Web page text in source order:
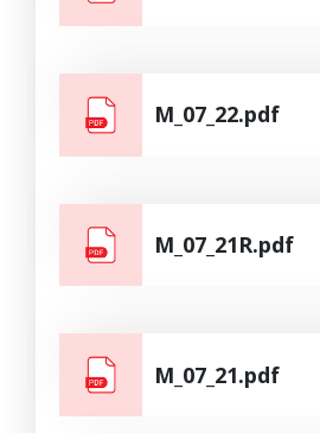
M_07_22.pdf
M_07_21R.pdf
M_07_21.pdf